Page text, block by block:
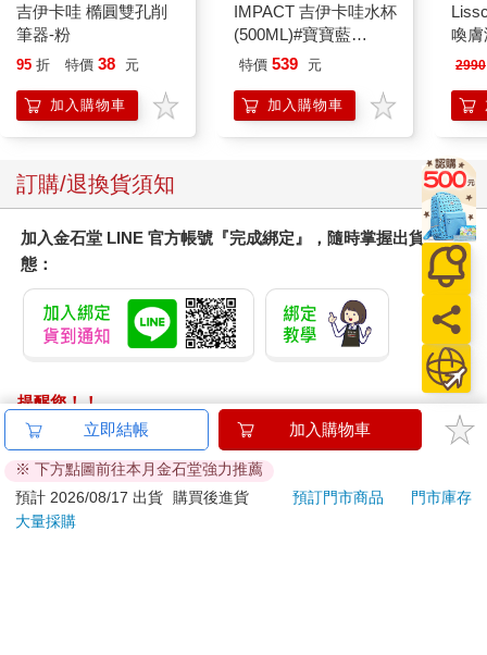
吉伊卡哇 橢圓雙孔削
筆器-粉
95 折 特價 38 元
加入購物車
IMPACT 吉伊卡哇水杯
(500ML)#寶寶藍
IMCHB01LB
特價 539 元
加入購物車
喚
儀
2990
訂購/退換貨須知
加入金石堂 LINE 官方帳號『完成綁定』，隨時掌握出貨動
態：
提醒您！！
金石堂及銀行均不會請您操作ATM! 如接獲電話要求您前往
ATM提款機，請不要聽從指示，以免受騙上當！
退換貨須知：
**提醒您，鑑賞期不等於試用期，退回商品須為全新狀態**
立即結帳 加入購物車
※ 下方點圖前往本月金石堂強力推薦
預計 2026/08/17 出貨
購買後進貨 預訂門市商品
門市庫存
大量採購